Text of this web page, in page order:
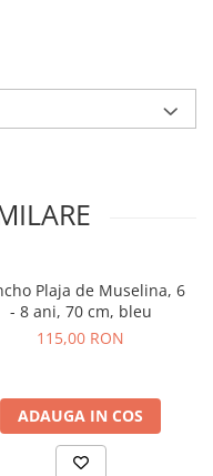
de spălat intr-o
delicat, folosind apă
blând.
Plaja de Muselina, 6
- 8 ani, 70 cm, bleu
115,00 RON
ADAUGA IN COS